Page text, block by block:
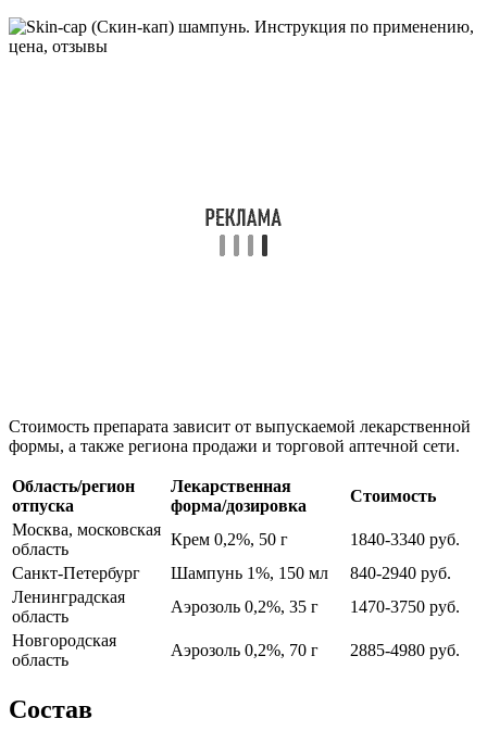
Стоимость препарата зависит от выпускаемой лекарственной
формы, а также региона продажи и торговой аптечной сети.
Область/регион
отпуска
Лекарственная
форма/дозировка
Стоимость
Москва, московская
область
Крем 0,2%, 50 г
1840-3340 руб.
Санкт-Петербург
Шампунь 1%, 150 мл
840-2940 руб.
Ленинградская
область
Аэрозоль 0,2%, 35 г
1470-3750 руб.
Новгородская
область
Аэрозоль 0,2%, 70 г 2885-4980 руб.
Состав